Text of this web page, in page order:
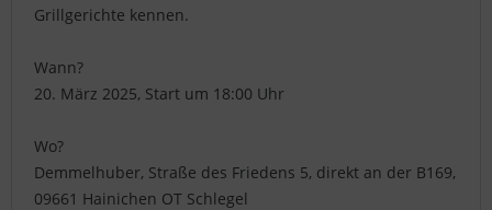
Grillgerichte kennen.
Wann?
20. März 2025, Start um 18:00 Uhr
Wo?
Demmelhuber, Straße des Friedens 5, direkt an der B169,
09661 Hainichen OT Schlegel